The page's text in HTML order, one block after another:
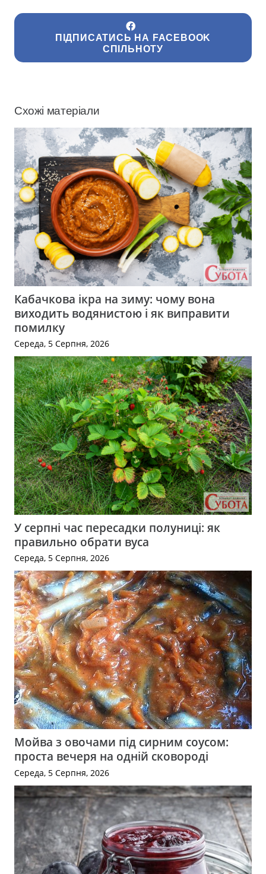
ПІДПИСАТИСЬ НА FACEBOOK
СПІЛЬНОТУ
Схожі матеріали
Кабачкова ікра на зиму: чому вона
виходить водянистою і як виправити
помилку
Середа, 5 Серпня, 2026
У серпні час пересадки полуниці: як
правильно обрати вуса
Середа, 5 Серпня, 2026
Мойва з овочами під сирним соусом:
проста вечеря на одній сковороді
Середа, 5 Серпня, 2026